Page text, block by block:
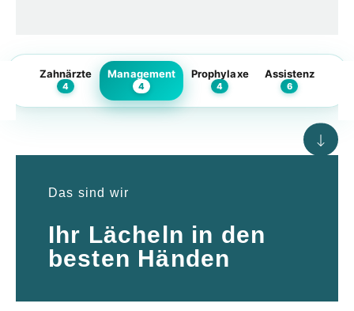
Zahnärzte
4
Management
4
Prophylaxe
4
Assistenz
6
Das sind wir
Ihr Lächeln in den
besten Händen